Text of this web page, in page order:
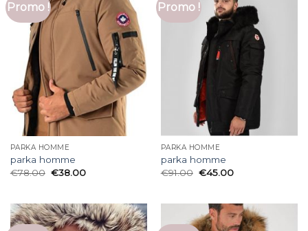
Promo !
PARKA HOMME
parka homme
€78.00 €38.00
Promo !
PARKA HOMME
parka homme
€91.00 €45.00